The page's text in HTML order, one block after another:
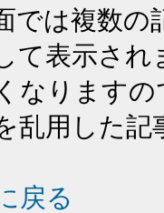
では複数の
て表示さ
なります
乱用した記
戻る